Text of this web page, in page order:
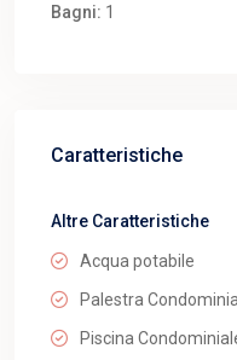
Bagni: 1
Caratteristiche
Altre Caratteristiche
Acqua potabile
Palestra
Piscina